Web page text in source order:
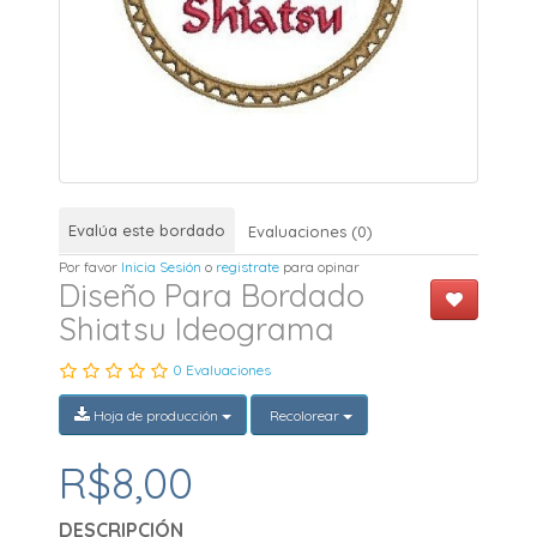
Evalúa este bordado Evaluaciones (0)
Por favor Inicia Sesión o registrate para opinar
Diseño Para Bordado
Shiatsu Ideograma
0 Evaluaciones
Hoja de producción Recolorear
R$8,00
DESCRIPCIÓN